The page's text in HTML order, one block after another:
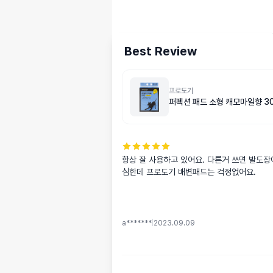
Best Review
프로도기
퍼펙션 패드 소형 캐모마일향
항상 잘 사용하고 있어요. 다른거 쓰면 발도장
심한데 프로도기 배변패드는 걱정없어요.
a******* 2023.09.09